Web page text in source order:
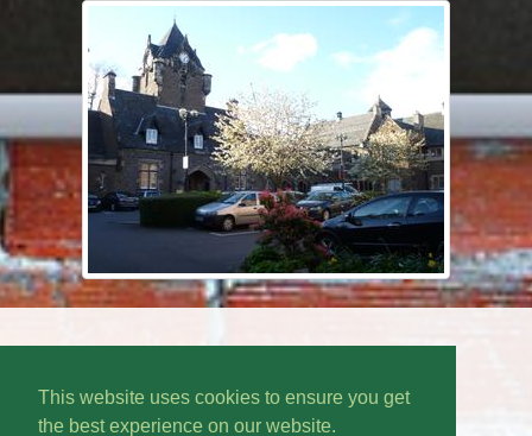
This website uses cookies to ensure you get
the best experience on our website.